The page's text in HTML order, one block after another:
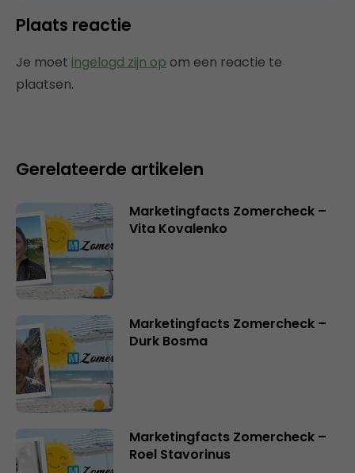
Plaats reactie
Je moet ingelogd zijn op om een reactie te
plaatsen.
Gerelateerde artikelen
Marketingfacts Zomercheck –
Vita Kovalenko
Marketingfacts Zomercheck –
Durk Bosma
Marketingfacts Zomercheck –
Roel Stavorinus